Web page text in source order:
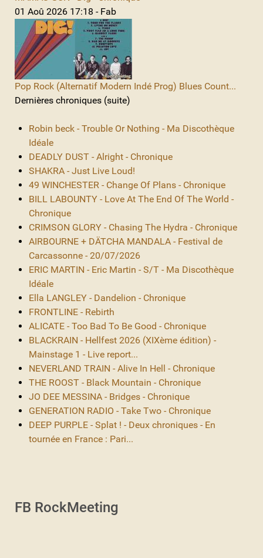
01 Aoû 2026 17:18 - Fab
Pop Rock (Alternatif Modern Indé Prog) Blues Count...
Dernières chroniques (suite)
Robin beck - Trouble Or Nothing - Ma Discothèque
Idéale
DEADLY DUST - Alright - Chronique
SHAKRA - Just Live Loud!
49 WINCHESTER - Change Of Plans - Chronique
BILL LABOUNTY - Love At The End Of The World -
Chronique
CRIMSON GLORY - Chasing The Hydra - Chronique
AIRBOURNE + DÄTCHA MANDALA - Festival de
Carcassonne - 20/07/2026
ERIC MARTIN - Eric Martin - S/T - Ma Discothèque
Idéale
Ella LANGLEY - Dandelion - Chronique
FRONTLINE - Rebirth
ALICATE - Too Bad To Be Good - Chronique
BLACKRAIN - Hellfest 2026 (XIXème édition) -
Mainstage 1 - Live report...
NEVERLAND TRAIN - Alive In Hell - Chronique
THE ROOST - Black Mountain - Chronique
JO DEE MESSINA - Bridges - Chronique
GENERATION RADIO - Take Two - Chronique
DEEP PURPLE - Splat ! - Deux chroniques - En
tournée en France : Pari...
FB RockMeeting